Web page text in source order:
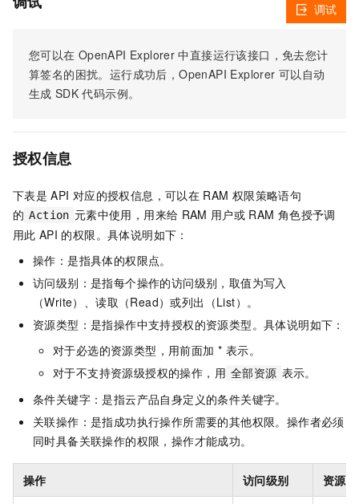
您可以在 OpenAPI Explorer 中直接运行该接口，免去您计
算签名的困扰。运行成功后，OpenAPI Explorer 可以自动
生成 SDK 代码示例。
调试
授权信息
下表是 API 对应的授权信息，可以在 RAM 权限策略语句
的 Action 元素中使用，用来给 RAM 用户或 RAM 角色授予调
用此 API 的权限。具体说明如下：
操作：是指具体的权限点。
访问级别：是指每个操作的访问级别，取值为写入
（Write）、读取（Read）或列出（List）。
资源类型：是指操作中支持授权的资源类型。具体说明如下：
对于必选的资源类型，用前面加 * 表示。
对于不支持资源级授权的操作，用 全部资源 表示。
条件关键字：是指云产品自身定义的条件关键字。
关联操作：是指成功执行操作所需要的其他权限。操作者必须
同时具备关联操作的权限，操作才能成功。
操作 访问级别 资源